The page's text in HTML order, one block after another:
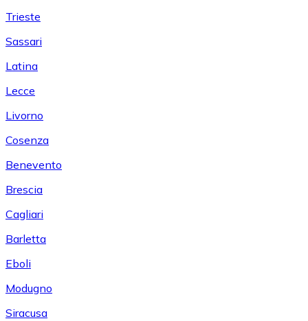
Trieste
Sassari
Latina
Lecce
Livorno
Cosenza
Benevento
Brescia
Cagliari
Barletta
Eboli
Modugno
Siracusa